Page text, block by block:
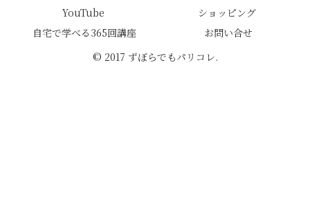
YouTube
ショッピング
自宅で学べる365回講座
お問い合せ
© 2017 ずぼらでもパリコレ.